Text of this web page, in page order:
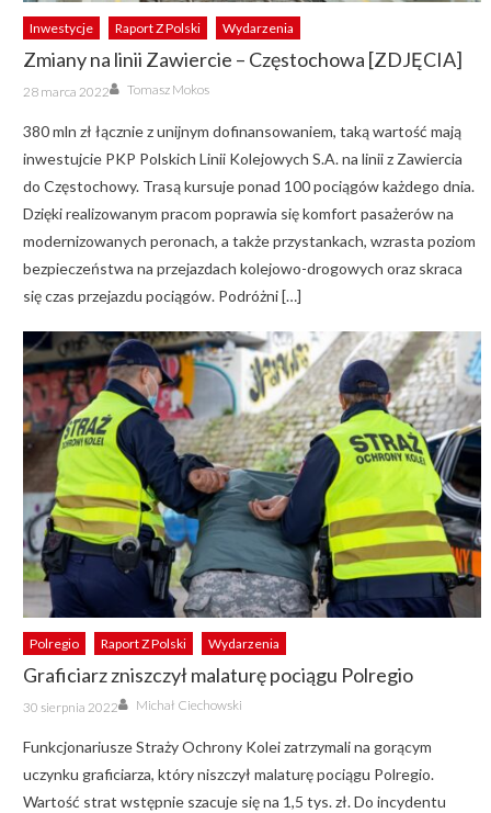
Inwestycje Raport Z Polski Wydarzenia
Zmiany na linii Zawiercie – Częstochowa [ZDJĘCIA]
Posted
on
28 marca 2022 Author
Tomasz Mokos
380 mln zł łącznie z unijnym dofinansowaniem, taką wartość mają
inwestujcie PKP Polskich Linii Kolejowych S.A. na linii z Zawiercia
do Częstochowy. Trasą kursuje ponad 100 pociągów każdego dnia.
Dzięki realizowanym pracom poprawia się komfort pasażerów na
modernizowanych peronach, a także przystankach, wzrasta poziom
bezpieczeństwa na przejazdach kolejowo-drogowych oraz skraca
się czas przejazdu pociągów. Podróżni […]
Polregio Raport Z Polski Wydarzenia
Graficiarz zniszczył malaturę pociągu Polregio
Posted
on
30 sierpnia 2022 Author
Michał Ciechowski
Funkcjonariusze Straży Ochrony Kolei zatrzymali na gorącym
uczynku graficiarza, który niszczył malaturę pociągu Polregio.
Wartość strat wstępnie szacuje się na 1,5 tys. zł. Do incydentu